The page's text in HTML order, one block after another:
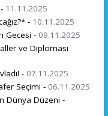
11.11.2025
- 10.11.2025
Gecesi - 09.11.2025
ve Diplomasi
- 07.11.2025
Seçimi - 06.11.2025
Dünya Düzeni -